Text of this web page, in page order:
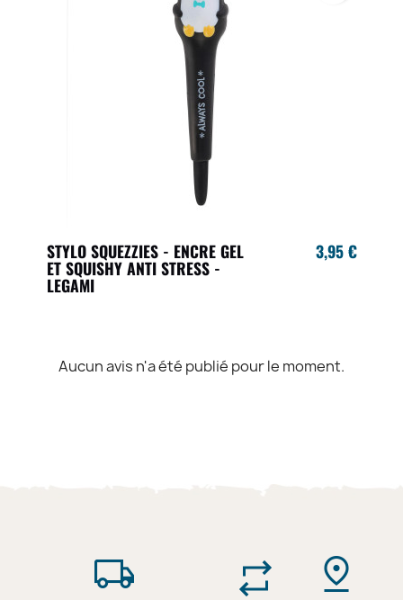
STYLO SQUEZZIES - ENCRE GEL
ET SQUISHY ANTI STRESS -
LEGAMI
3,95 €
Aucun avis n'a été publié pour le moment.